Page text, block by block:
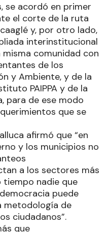
se acordó en primer
el corte de la ruta
y, por otro lado,
interinstitucional
misma comunidad con
de los
y Ambiente, y de la
PAIPPA y de la
para de ese modo
que se
afirmó que “en
y los municipios no
a los sectores más
tiempo nadie que
puede
metodología de
ciudadanos”.
que